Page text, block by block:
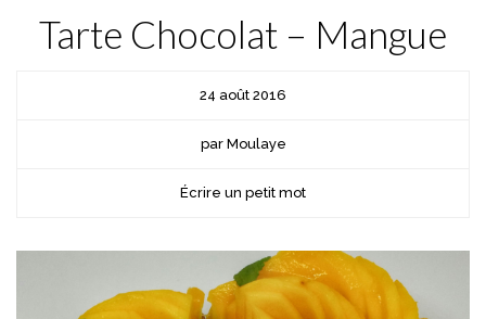
Tarte Chocolat – Mangue
24 août 2016
par Moulaye
Écrire un petit mot